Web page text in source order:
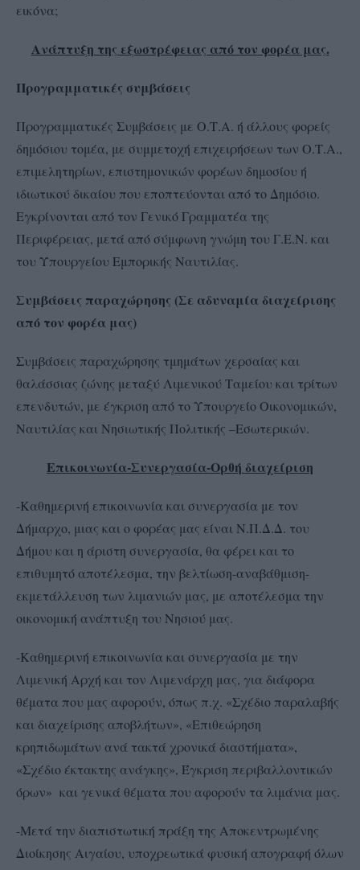
εικόνα;
Ανάπτυξη της εξωστρέφειας από τον φορέα μας.
Προγραμματικές συμβάσεις
Προγραμματικές Συμβάσεις με Ο.Τ.Α. ή άλλους φορείς
δημόσιου τομέα, με συμμετοχή επιχειρήσεων των Ο.Τ.Α.,
επιμελητηρίων, επιστημονικών φορέων δημοσίου ή
ιδιωτικού δικαίου που εποπτεύονται από το Δημόσιο.
Εγκρίνονται από τον Γενικό Γραμματέα της
Περιφέρειας, μετά από σύμφωνη γνώμη του Γ.Ε.Ν. και
του Υπουργείου Εμπορικής Ναυτιλίας.
Συμβάσεις παραχώρησης (Σε αδυναμία διαχείρισης
από τον φορέα μας)
Συμβάσεις παραχώρησης τμημάτων χερσαίας και
θαλάσσιας ζώνης μεταξύ Λιμενικού Ταμείου και τρίτων
επενδυτών, με έγκριση από το Υπουργείο Οικονομικών,
Ναυτιλίας και Νησιωτικής Πολιτικής –Εσωτερικών.
Επικοινωνία-Συνεργασία-Ορθή διαχείριση
-Καθημερινή επικοινωνία και συνεργασία με τον
Δήμαρχο, μιας και ο φορέας μας είναι Ν.Π.Δ.Δ. του
Δήμου και η άριστη συνεργασία, θα φέρει και το
επιθυμητό αποτέλεσμα, την βελτίωση-αναβάθμιση-
εκμετάλλευση των λιμανιών μας, με αποτέλεσμα την
οικονομική ανάπτυξη του Νησιού μας.
-Καθημερινή επικοινωνία και συνεργασία με την
Λιμενική Αρχή και τον Λιμενάρχη μας, για διάφορα
θέματα που μας αφορούν, όπως π.χ. «Σχέδιο παραλαβής
και διαχείρισης αποβλήτων», «Επιθεώρηση
κρηπιδωμάτων ανά τακτά χρονικά διαστήματα»,
«Σχέδιο έκτακτης ανάγκης», Έγκριση περιβαλλοντικών
όρων» και γενικά θέματα που αφορούν τα λιμάνια μας.
-Μετά την διαπιστωτική πράξη της Αποκεντρωμένης
Διοίκησης Αιγαίου, υποχρεωτικά φυσική απογραφή όλων